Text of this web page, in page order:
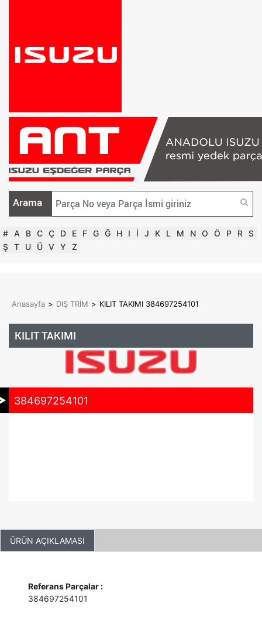
Arama
# A B C Ç D E F G Ğ H I İ J K L M N O Ö P R S
Ş T U Ü V Y Z
Anasayfa > DIŞ TRİM > KILIT TAKIMI 384697254101
KILIT TAKIMI
384697254101
ÜRÜN AÇIKLAMASI
Referans Parçalar :
384697254101